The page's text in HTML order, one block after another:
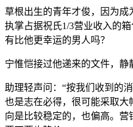
草根出生的青年才俊，因为
执掌占据祝氏1/3营业收入的
有比他更幸运的男人吗？
宁惟恺接过他递来的文件，静
助理轻声问：“按我们收到的
也是志在必得，很可能采取
向是比较稳定的，也偏高。营